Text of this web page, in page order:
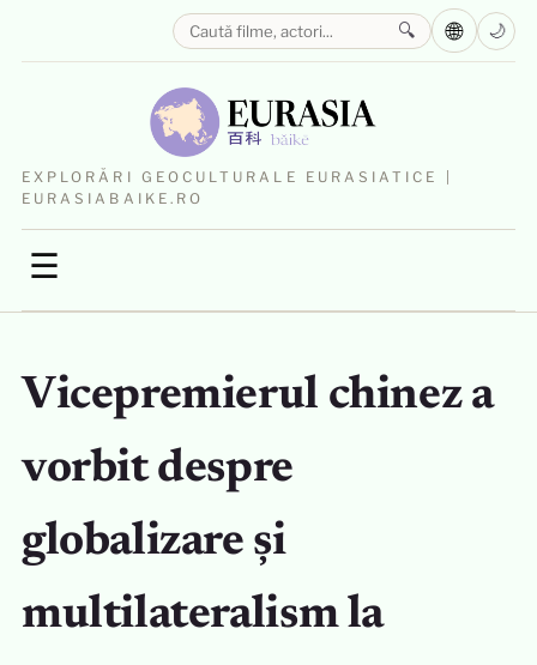
EXPLORĂRI GEOCULTURALE EURASIATICE |
EURASIABAIKE.RO
☰
🔍 🌐 🌙
Vicepremierul chinez a
vorbit despre
globalizare și
multilateralism la